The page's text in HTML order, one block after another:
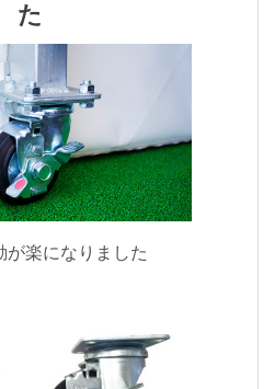
た
が楽になりました